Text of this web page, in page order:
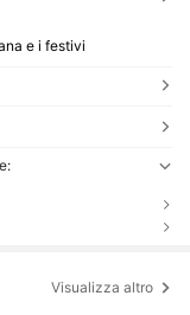
e i festivi
Visualizza altro